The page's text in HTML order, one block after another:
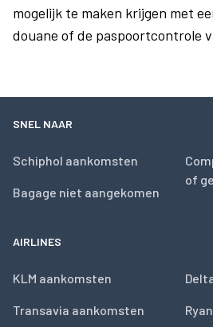
mogelijk te maken krijgen met
douane of de paspoortcontrole
SNEL NAAR
Schiphol aankomsten
Bagage niet aangekomen
of
AIRLINES
KLM aankomsten
Transavia aankomsten